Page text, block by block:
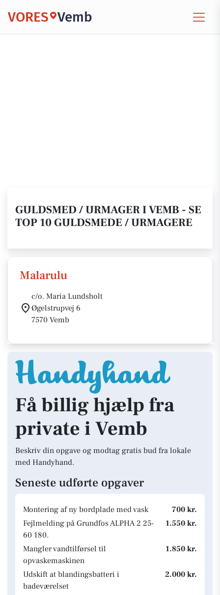
VORES Vemb
GULDSMED / URMAGER I VEMB - SE
TOP 10 GULDSMEDE / URMAGERE
Malarulu
c/o. Maria Lundsholt
Øgelstrupvej 6
7570 Vemb
Få billig hjælp fra
private i Vemb
Beskriv din opgave og modtag gratis bud fra lokale
med Handyhand.
Seneste udførte opgaver
Montering af ny bordplade med vask
700 kr.
Fejlmelding på Grundfos ALPHA 2 25-
60 180.
1.550 kr.
Mangler vandtilførsel til
opvaskemaskinen
1.850 kr.
Udskift at blandingsbatteri i
badeværelset
2.000 kr.